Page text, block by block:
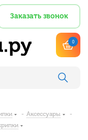
Заказать звонок
0
- Аксессуары
-